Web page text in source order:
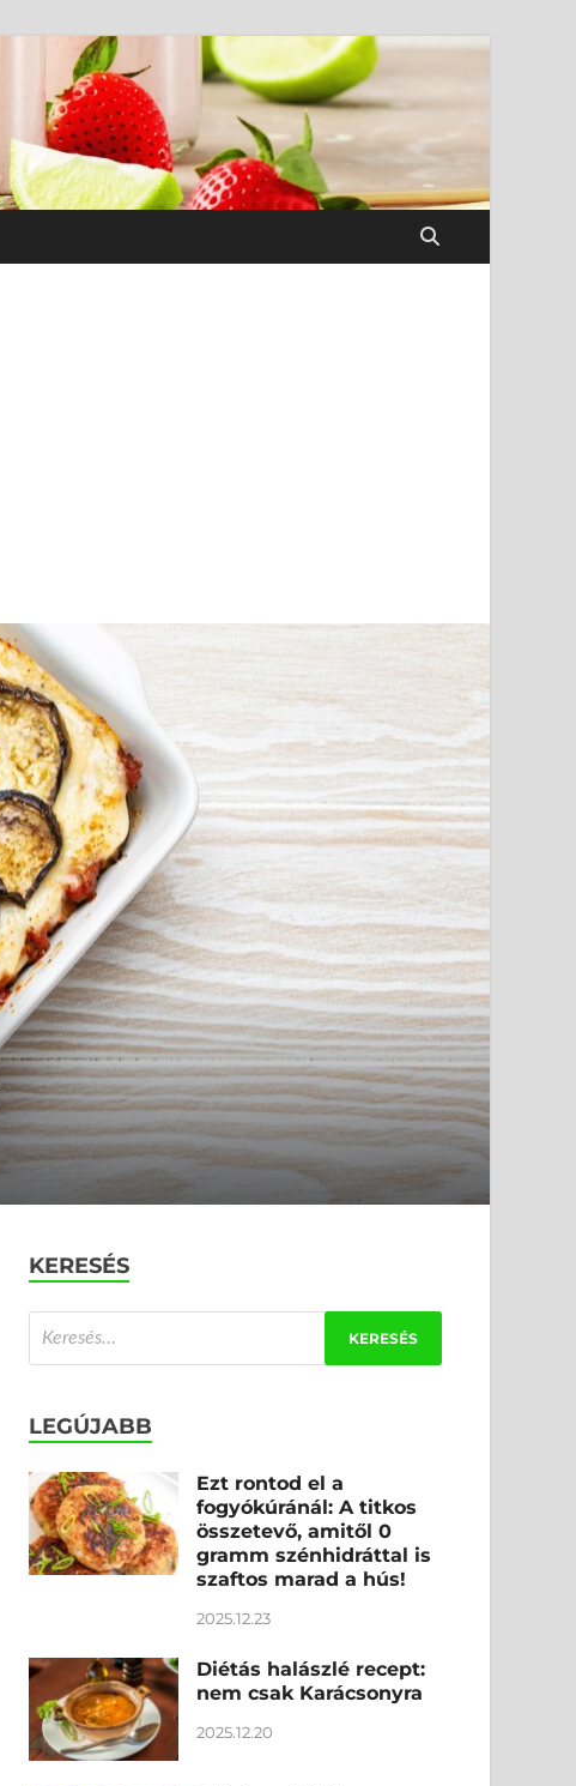
KERESÉS
LEGÚJABB
Ezt rontod el a
fogyókúránál: A titkos
összetevő, amitől 0
gramm szénhidráttal is
szaftos marad a hús!
2025.12.23
Diétás halászlé recept:
nem csak Karácsonyra
2025.12.20